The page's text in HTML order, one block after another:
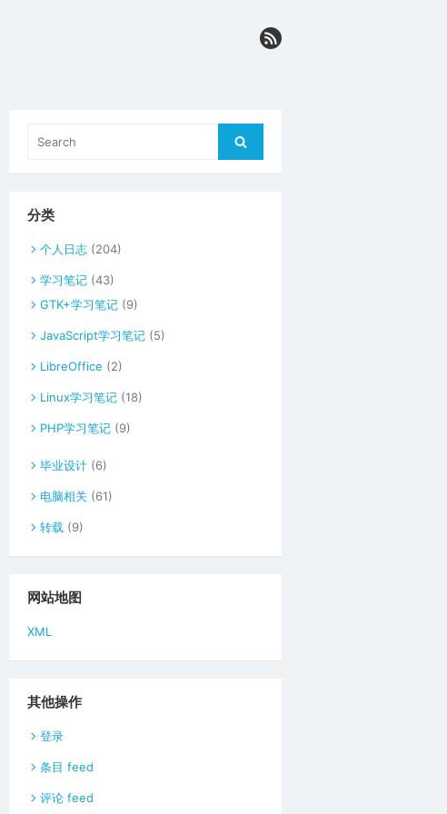
for:
Search
分类
个人日志 (204)
学习笔记 (43)
GTK+学习笔记 (9)
JavaScript学习笔记 (5)
LibreOffice (2)
Linux学习笔记 (18)
PHP学习笔记 (9)
毕业设计 (6)
电脑相关 (61)
转载 (9)
网站地图
XML
其他操作
登录
条目 feed
评论 feed